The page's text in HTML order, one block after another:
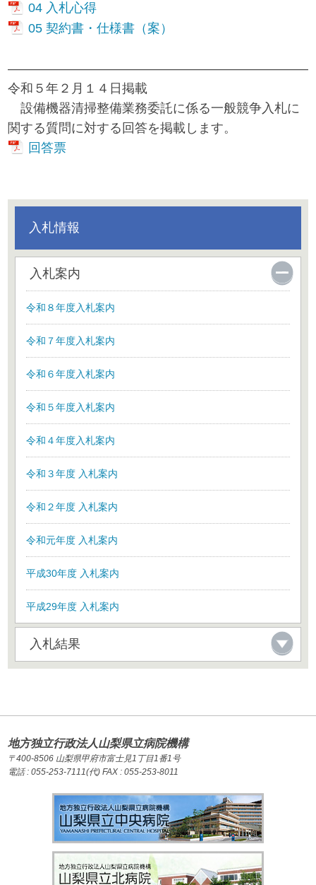
04 入札心得
05 契約書・仕様書（案）
令和５年２月１４日掲載
設備機器清掃整備業務委託に係る一般競争入札に
関する質問に対する回答を掲載します。
回答票
入札情報
入札案内
令和８年度入札案内
令和７年度入札案内
令和６年度入札案内
令和５年度入札案内
令和４年度入札案内
令和３年度 入札案内
令和２年度 入札案内
令和元年度 入札案内
平成30年度 入札案内
平成29年度 入札案内
入札結果
地方独立行政法人山梨県立病院機構
〒400-8506 山梨県甲府市富士見1丁目1番1号
電話 : 055-253-7111(代) FAX : 055-253-8011